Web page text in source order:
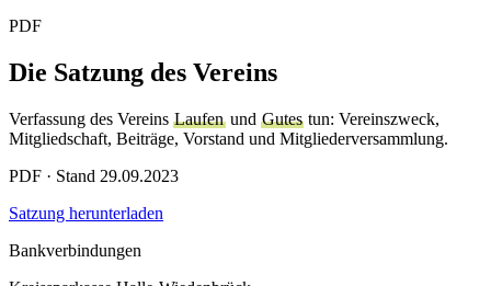
PDF
Die Satzung des Vereins
Verfassung des Vereins Laufenund Gutes tun: Vereinszweck,
Mitgliedschaft, Beiträge, Vorstand und Mitgliederversammlung.
PDF · Stand 29.09.2023
Satzung herunterladen
Bankverbindungen